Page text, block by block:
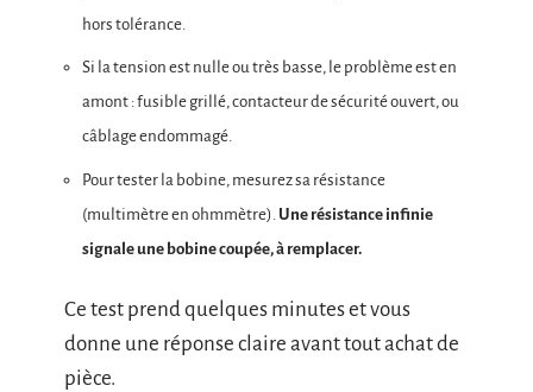
hors tolérance.
Si la tension est nulle ou très basse, le problème est en
amont : fusible grillé, contacteur de sécurité ouvert, ou
câblage endommagé.
Pour tester la bobine, mesurez sa résistance
(multimètre en ohmmètre). Une résistance infinie
signale une bobine coupée, à remplacer.
Ce test prend quelques minutes et vous
donne une réponse claire avant tout achat de
pièce.